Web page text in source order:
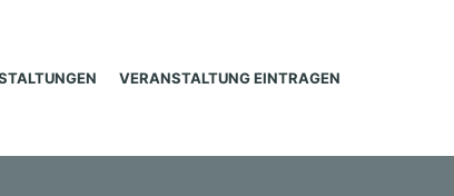
VERANSTALTUNG EINTRAGEN